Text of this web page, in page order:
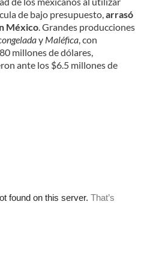
de bajo presupuesto, arrasó
México . Grandes producciones
y Maléfica , con
millones de dólares,
ante los $6.5 millones de